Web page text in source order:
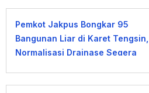
Pemkot Jakpus Bongkar 95
Bangunan Liar di Karet Tengsin,
Normalisasi Drainase Segera